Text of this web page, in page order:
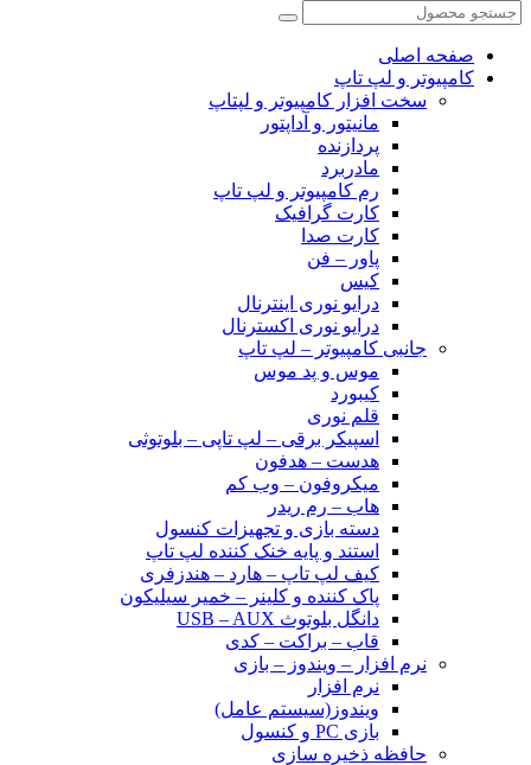
صفحه اصلی
کامپیوتر و‌‌‌‌‌ لپ تاپ
سخت افزار کامپیوتر و لپتاپ
مانیتور و آداپتور
پردازنده
مادربرد
رم کامپیوتر و لپ تاپ
کارت گرافیک
کارت صدا
پاور – فن
کیس
درایو نوری اینترنال
درایو نوری اکسترنال
جانبی کامپیوتر – لپ تاپ
موس و پد موس
کیبورد
قلم نوری
اسپیکر برقی – لپ تاپی – بلوتوثی
هدست – هدفون
میکروفون – وب کم
هاب – رم ریدر
دسته بازی و تجهیزات کنسول
استند و پایه خنک کننده لپ تاپ
کیف لپ تاپ – هارد – هندزفری
پاک کننده و کلینر – خمیر سیلیکون
دانگل بلوتوث USB – AUX
قاب – براکت – کدی
نرم افزار – ویندوز – بازی
نرم افزار
ویندوز(سیستم عامل)
بازی PC و کنسول
حافظه ذخیره سازی